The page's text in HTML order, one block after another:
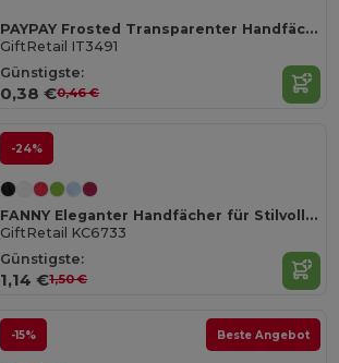
PAYPAY Frosted Transparenter Handfächer für Unterwegs
GiftRetail IT3491
Günstigste:
0,38 €0,46 €
-24%
FANNY Eleganter Handfächer für Stilvolle Kühlung
GiftRetail KC6733
Günstigste:
1,14 €1,50 €
-15% Beste Angebot